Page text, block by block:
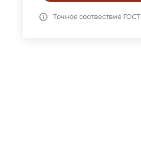
Точное соотвествие ГОСТ.